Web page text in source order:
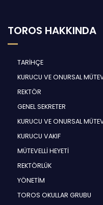
TOROS HAKKINDA
TARİHÇE
KURUCU VE ONURSAL
REKTÖR
GENEL SEKRETER
KURUCU VE ONURSAL
KURUCU VAKIF
MÜTEVELLİ HEYETİ
REKTÖRLÜK
YÖNETİM
TOROS OKULLAR GRUBU